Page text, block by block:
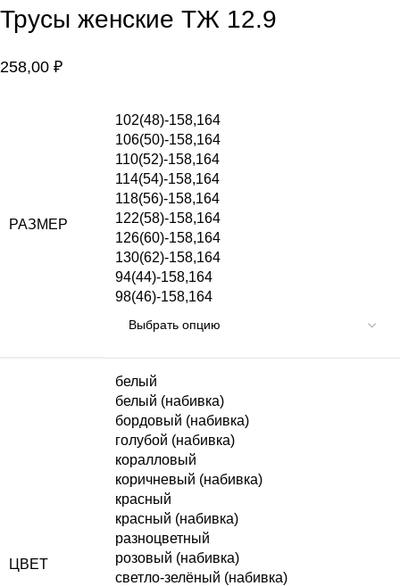
Трусы женские ТЖ 12.9
258,00 ₽
РАЗМЕР
102(48)-158,164
106(50)-158,164
110(52)-158,164
114(54)-158,164
118(56)-158,164
122(58)-158,164
126(60)-158,164
130(62)-158,164
94(44)-158,164
98(46)-158,164
ЦВЕТ
белый
белый (набивка)
бордовый (набивка)
голубой (набивка)
коралловый
коричневый (набивка)
красный
красный (набивка)
разноцветный
розовый (набивка)
светло-зелёный (набивка)